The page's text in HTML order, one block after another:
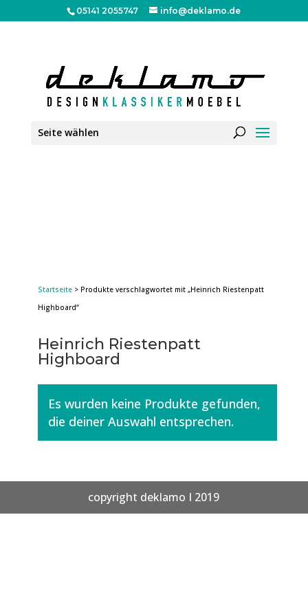
05141 2055747 info@deklamo.de
Seite wählen
Startseite> Produkte verschlagwortet mit „Heinrich Riestenpatt
Highboard“
Heinrich Riestenpatt
Highboard
Es wurden keine Produkte gefunden,
die deiner Auswahl entsprechen.
copyright deklamo I 2019